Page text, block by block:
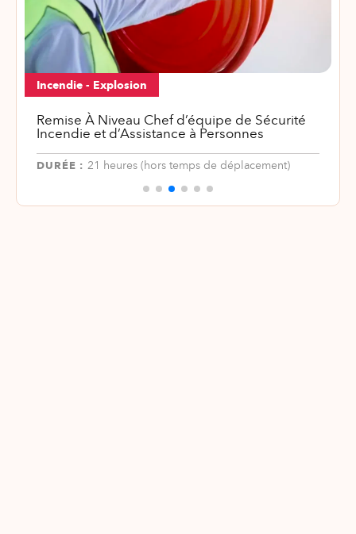
Incendie - Explosion
Remise À Niveau Chef d’équipe de Sécurité
Incendie et d’Assistance à Personnes
DURÉE : 21 heures (hors temps de déplacement)